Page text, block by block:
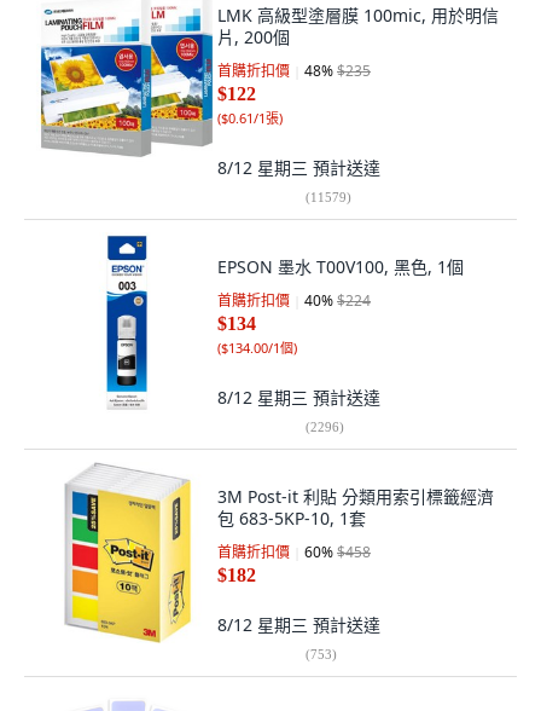
LMK 高級型塗層膜 100mic, 用於明信
片, 200個
首購折扣價 48%$235
$122
($0.61/1張)
8/12 星期三 預計送達
(11579)
EPSON 墨水 T00V100, 黑色, 1個
首購折扣價 40%$224
$134
($134.00/1個)
8/12 星期三 預計送達
(2296)
3M Post-it 利貼 分類用索引標籤經濟
包 683-5KP-10, 1套
首購折扣價 60%$458
$182
8/12 星期三 預計送達
(753)